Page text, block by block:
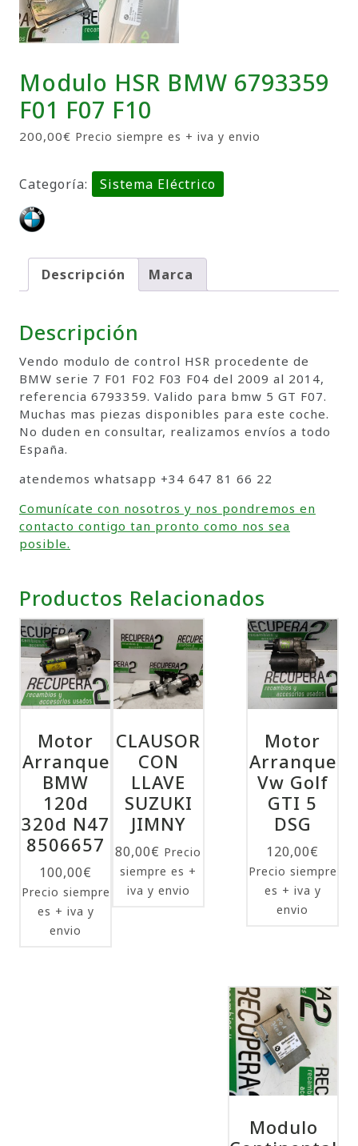
Modulo HSR BMW 6793359
F01 F07 F10
200,00€ Precio siempre es + iva y envio
Categoría: Sistema Eléctrico
Descripción Marca
Descripción
Vendo modulo de control HSR procedente de
BMW serie 7 F01 F02 F03 F04 del 2009 al 2014,
referencia 6793359. Valido para bmw 5 GT F07.
Muchas mas piezas disponibles para este coche.
No duden en consultar, realizamos envíos a todo
España.
atendemos whatsapp +34 647 81 66 22
Comunícate con nosotros y nos pondremos en
contacto contigo tan pronto como nos sea
posible.
Productos Relacionados
Motor
Arranque
BMW
120d
320d N47
8506657
100,00€
Precio siempre
es + iva y
envio
Motor
Arranque
Vw Golf
GTI 5
DSG
120,00€
Precio siempre
es + iva y
envio
CLAUSOR
CON
LLAVE
SUZUKI
JIMNY
80,00€ Precio
siempre es +
iva y envio
Modulo